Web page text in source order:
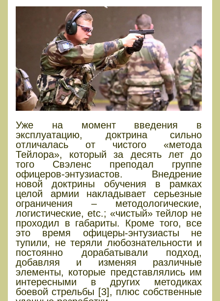
Уже на момент введения в
эксплуатацию, доктрина сильно
отличалась от чистого «метода
Тейлора», который за десять лет до
того Свэленс преподал группе
офицеров-энтузиастов. Внедрение
новой доктрины обучения в рамках
целой армии накладывает серьезные
ограничения – методологические,
логистические, etc.; «чистый» тейлор не
проходил в габариты. Кроме того, все
это время офицеры-энтузиасты не
тупили, не теряли любознательности и
постоянно дорабатывали подход,
добавляя и изменяя различные
элементы, которые представлялись им
интересными в других методиках
боевой стрельбы [3], плюс собственные